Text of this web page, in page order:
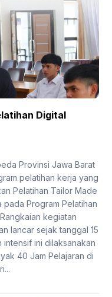
Digital
Provinsi Jawa Barat
pelatihan kerja yang
Pelatihan Tailor Made
Program Pelatihan
kegiatan
lancar sejak tanggal 15
intensif ini dilaksanakan
40 Jam Pelajaran di